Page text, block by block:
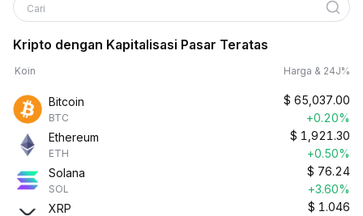
Cari
Kripto dengan Kapitalisasi Pasar Teratas
Koin Harga & 24J%
Bitcoin
BTC
$ 65,037.00
+0.20%
Ethereum
ETH
$ 1,921.30
+0.50%
Solana
SOL
$ 76.24
+3.60%
XRP
$ 1.046